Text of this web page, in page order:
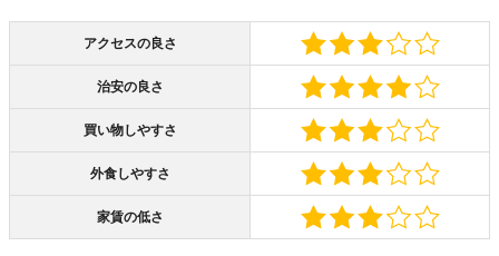
アクセスの良さ
治安の良さ
買い物しやすさ
外食しやすさ
家賃の低さ